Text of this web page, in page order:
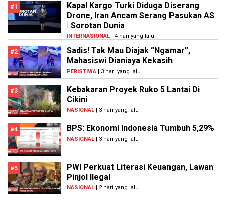
#1
Kapal Kargo Turki Diduga Diserang
Drone, Iran Ancam Serang Pasukan AS
| Sorotan Dunia
INTERNASIONAL | 4 hari yang lalu
#2
Sadis! Tak Mau Diajak “Ngamar”,
Mahasiswi Dianiaya Kekasih
PERISTIWA | 3 hari yang lalu
#3
Kebakaran Proyek Ruko 5 Lantai Di
Cikini
NASIONAL | 3 hari yang lalu
#4 BPS: Ekonomi Indonesia Tumbuh 5,29%
NASIONAL | 3 hari yang lalu
#5
PWI Perkuat Literasi Keuangan, Lawan
Pinjol Ilegal
NASIONAL | 2 hari yang lalu